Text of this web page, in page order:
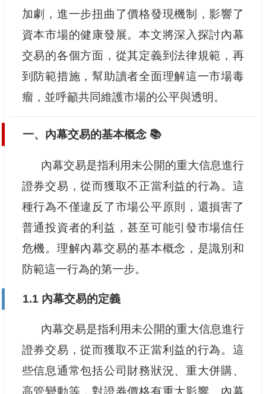
加劇，進一步扭曲了價格發現機制，影響了
資本市場的健康發展。本文將深入探討內幕
交易的各個方面，從其定義到法律規範，再
到防範措施，幫助讀者全面理解這一市場毒
瘤，並呼籲共同維護市場的公平與透明。
一、內幕交易的基本概念 📚
內幕交易是指利用未公開的重大信息進行
證券交易，從而獲取不正當利益的行為。這
種行為不僅違反了市場公平原則，還損害了
普通投資者的利益，甚至可能引發市場信任
危機。理解內幕交易的基本概念，是識別和
防範這一行為的第一步。
1.1 內幕交易的定義
內幕交易是指利用未公開的重大信息進行
證券交易，從而獲取不正當利益的行為。這
些信息通常包括公司財務狀況、重大併購、
高管變動等，對證券價格有重大影響。內幕